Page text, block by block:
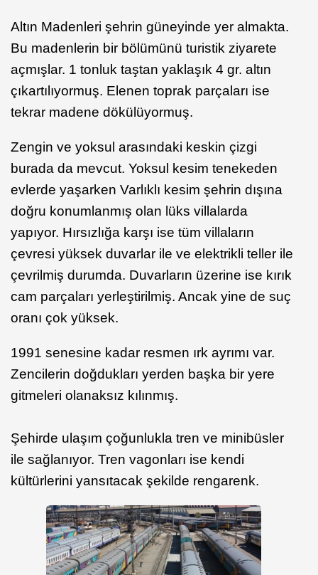
Altın Madenleri şehrin güneyinde yer almakta.
Bu madenlerin bir bölümünü turistik ziyarete
açmışlar. 1 tonluk taştan yaklaşık 4 gr. altın
çıkartılıyormuş. Elenen toprak parçaları ise
tekrar madene dökülüyormuş.
Zengin ve yoksul arasındaki keskin çizgi
burada da mevcut. Yoksul kesim tenekeden
evlerde yaşarken Varlıklı kesim şehrin dışına
doğru konumlanmış olan lüks villalarda
yapıyor. Hırsızlığa karşı ise tüm villaların
çevresi yüksek duvarlar ile ve elektrikli teller ile
çevrilmiş durumda. Duvarların üzerine ise kırık
cam parçaları yerleştirilmiş. Ancak yine de suç
oranı çok yüksek.
1991 senesine kadar resmen ırk ayrımı var.
Zencilerin doğdukları yerden başka bir yere
gitmeleri olanaksız kılınmış.
Şehirde ulaşım çoğunlukla tren ve minibüsler
ile sağlanıyor. Tren vagonları ise kendi
kültürlerini yansıtacak şekilde rengarenk.